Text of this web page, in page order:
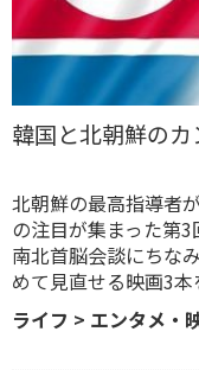
韓国と北朝鮮の
北朝鮮の最高指導者
の注目が集まった第
南北首脳会談にちな
めて見直せる映画3本
ライフ > エンタメ・